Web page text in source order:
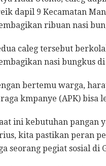
dapil 9 Kecamatan
ribuan nasi
caleg tersebut
nasi bungkus
bertemu warga,
kmpanye (APK) bisa
ini kebutuhan pangan
kita pastikan peran
seorang pegiat sosial di